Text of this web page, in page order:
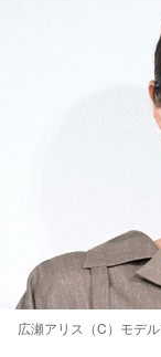
広瀬アリス（C）モデ